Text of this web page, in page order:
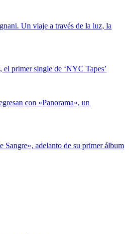
Un viaje a través de la luz, la
primer single de ‘NYC Tapes’
con «Panorama», un
Sangre», adelanto de su primer álbum